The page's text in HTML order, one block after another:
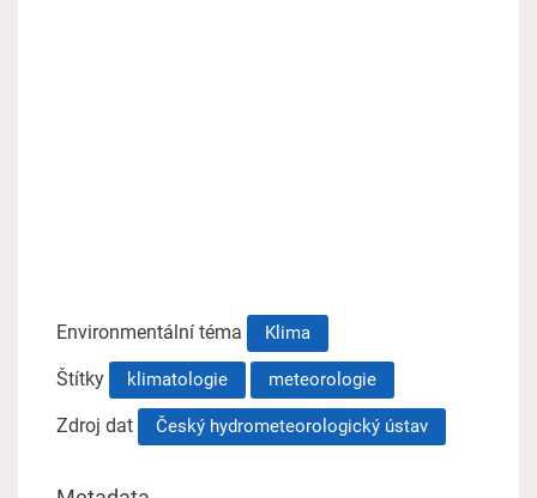
Environmentální téma Klima
Štítky klimatologie meteorologie
Zdroj dat Český hydrometeorologický ústav